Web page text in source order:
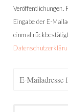
Veröffentlichungen.
Eingabe der E-
einmal